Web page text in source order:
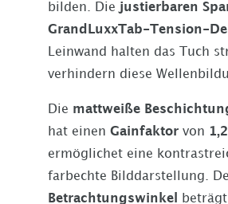
bilden. Die justierbaren
GrandLuxxTab-Tension-
Leinwand halten das Tuch
verhindern diese
Die mattweiße
hat einen Gainfaktor von 1,2
ermöglichet eine
farbechte Bilddarstellung.
Betrachtungswinkel